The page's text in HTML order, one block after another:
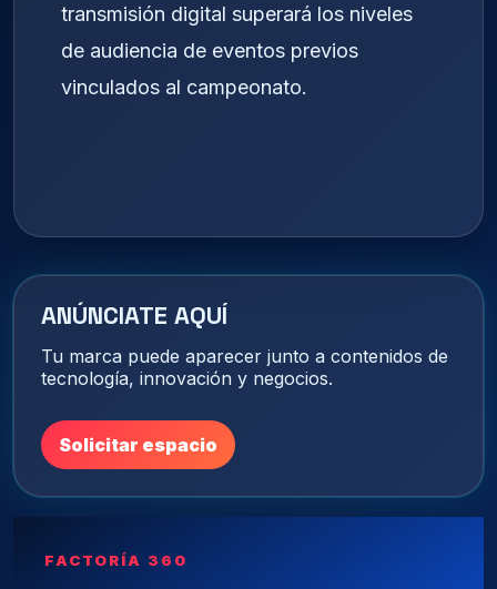
transmisión digital superará los niveles
de audiencia de eventos previos
vinculados al campeonato.
ANÚNCIATE AQUÍ
Tu marca puede aparecer junto a contenidos de
tecnología, innovación y negocios.
Solicitar espacio
FACTORÍA 360